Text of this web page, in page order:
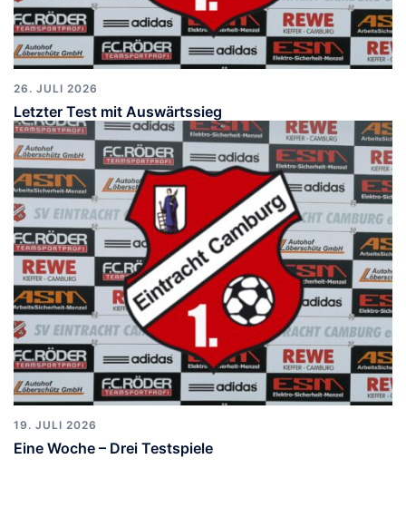
26. JULI 2026
Letzter Test mit Auswärtssieg
19. JULI 2026
Eine Woche – Drei Testspiele